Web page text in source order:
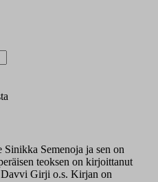
Semenoja ja sen on
teoksen on kirjoittanut
Girji o.s. Kirjan on